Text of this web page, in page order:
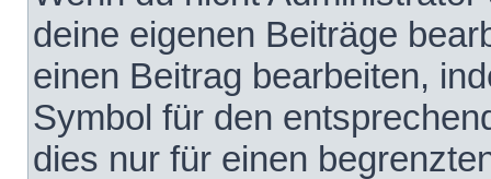
deine eigenen Beiträge
einen Beitrag bearbeiten,
Symbol für den
dies nur für einen